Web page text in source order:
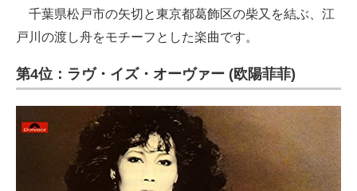
千葉県松戸市の矢切と東京都葛飾区の柴又を結ぶ、江
戸川の渡し舟をモチーフとした楽曲です。
第4位：ラヴ・イズ・オーヴァー (欧陽菲菲)